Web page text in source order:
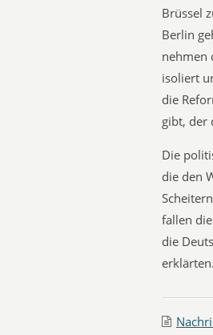
Brüssel
Berlin
nehmen
isoliert
die
gibt, der
Die
die den
fallen
die
erklärten.